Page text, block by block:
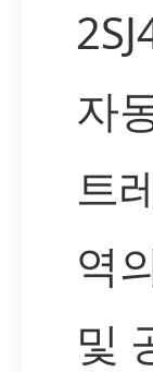
자
트
역
및